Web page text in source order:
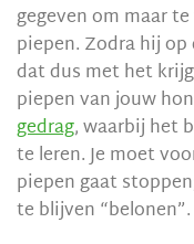
gegeven om maar
piepen. Zodra hij
dat dus met het
piepen van jouw
gedrag, waarbij het
te leren. Je moet
piepen gaat
te blijven “belonen”.